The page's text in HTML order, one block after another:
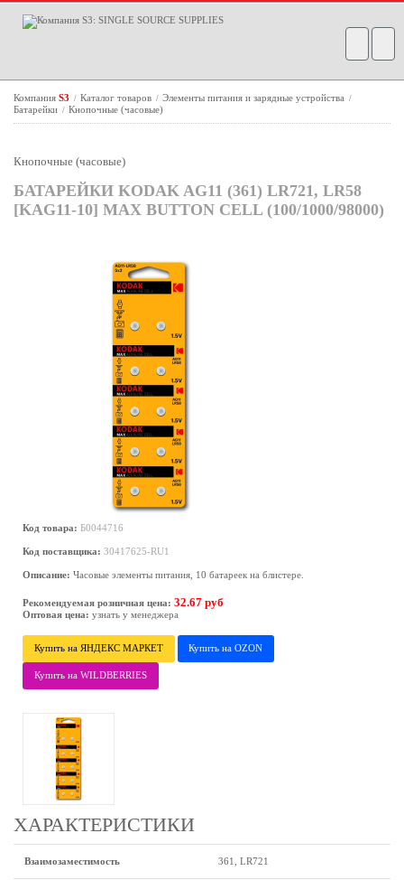
Компания S3 / Каталог товаров / Элементы питания и зарядные устройства /
Батарейки / Кнопочные (часовые)
Кнопочные (часовые)
БАТАРЕЙКИ KODAK AG11 (361) LR721, LR58
[KAG11-10] MAX BUTTON CELL (100/1000/98000)
Код товара: Б0044716
Код поставщика: 30417625-RU1
Описание: Часовые элементы питания, 10 батареек на блистере.
Рекомендуемая розничная цена: 32.67 руб
Оптовая цена: узнать у менеджера
Купить на ЯНДЕКС МАРКЕТ Купить на OZON
Купить на WILDBERRIES
ХАРАКТЕРИСТИКИ
Взаимозаместимость 361, LR721